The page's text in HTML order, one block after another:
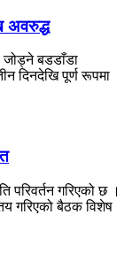
अवरुद्ध
जोड्ने बडडाँडा
दिनदेखि पूर्ण रूपमा
परिवर्तन गरिएको छ ।
गरिएको बैठक विशेष